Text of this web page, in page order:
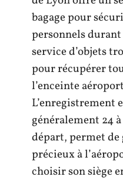
bagage pour
personnels
service d’objets
pour récupérer
l’enceinte
L’enregistrement
généralement 24
départ, permet de
précieux à
choisir son siège